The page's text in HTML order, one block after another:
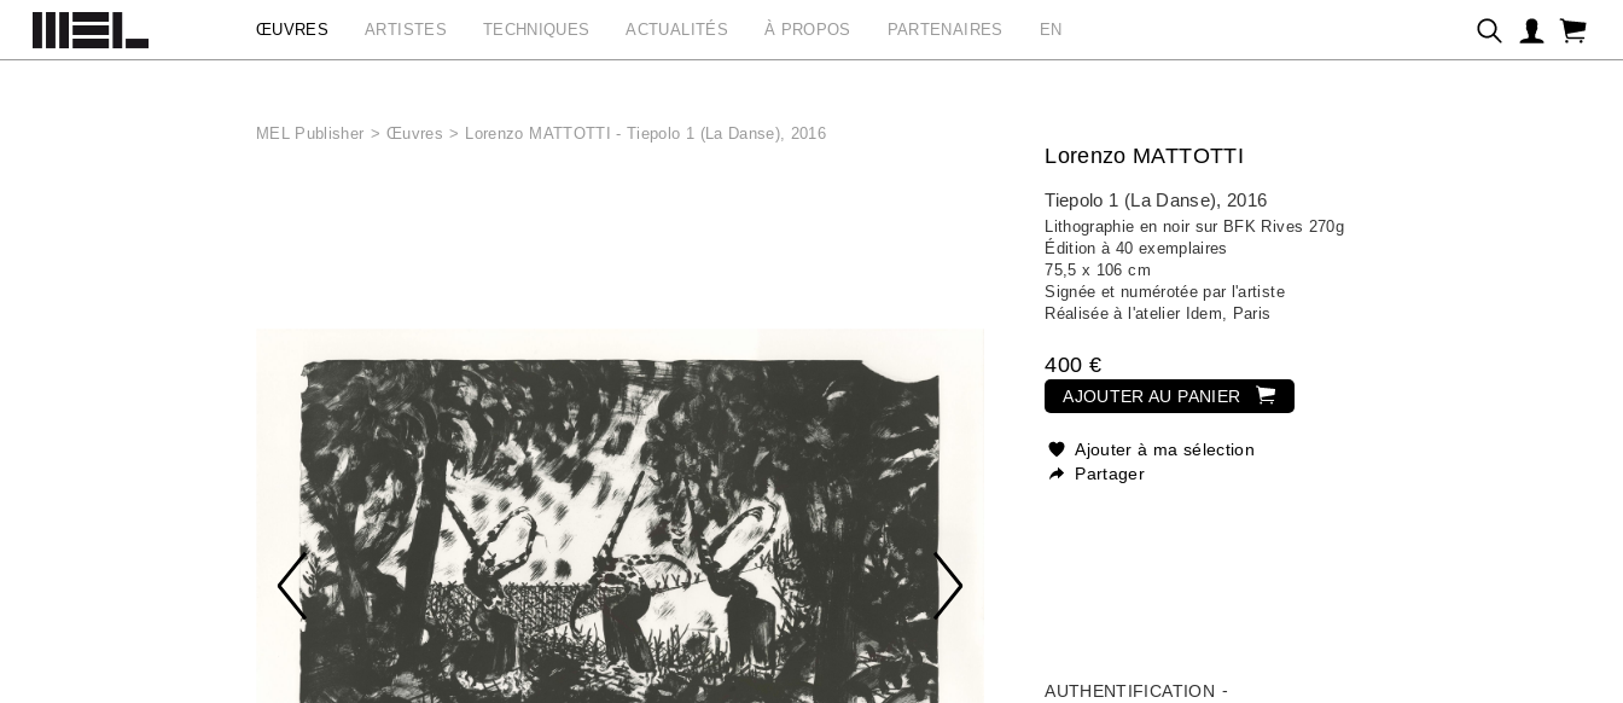
ŒUVRES ARTISTES TECHNIQUES ACTUALITÉS À PROPOS PARTENAIRES EN
MEL Publisher > Œuvres > Lorenzo MATTOTTI - Tiepolo 1 (La Danse), 2016
Lorenzo MATTOTTI
Tiepolo 1 (La Danse), 2016
Lithographie en noir sur BFK Rives 270g
Édition à 40 exemplaires
75,5 x 106 cm
Signée et numérotée par l'artiste
Réalisée à l'atelier Idem, Paris
400 €
AJOUTER AU PANIER
Ajouter à ma sélection
Partager
AUTHENTIFICATION
Panneau de gestion des cookies